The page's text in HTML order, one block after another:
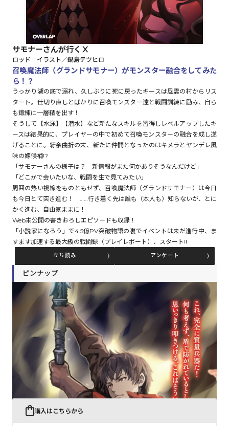
コミックガルド
コミッククリエ
コミックパルフェ
閉じる
サモナーさんが行くⅩ
ロッド イラスト／鍋島テツヒロ
召喚魔法師（グランドサモナー）がモンスター融合をしてみた
ら！？
うっかり湖の底で溺れ、久しぶりに死に戻ったキースは風霊の村からリス
タート。仕切り直しとばかりに召喚モンスター達と戦闘訓練に励み、自ら
も鍛練に一層精を出す！
そうして【水泳】【潜水】など新たなスキルを習得しレベルアップしたキ
ースは結果的に、プレイヤーの中で初めて召喚モンスターの融合を成し遂
げることに。紆余曲折の末、新たに仲間となったのはキメラと――ヤンデレ風
味の嫁候補!?
「サモナーさんの様子は？ 新情報がまた何かありそうなんだけど」
「どこかで会いたいな、戦闘を生で見てみたい」
周囲の熱い視線をものともせず、召喚魔法師（グランドサモナー）は今日
も今日とて突き進む！ ……行き着く先は誰も（本人も）知らないが、とに
かく進む、自由気ままに！
Web未公開の書きおろしエピソードも収録！
「小説家になろう」で4.5億PV突破――物語の裏でイベントは未だ進行中、ま
すます加速する最大級の戦闘録（プレイレポート）、スタート!!
立ち読み アンケート
ピンナップ
購入はこちらから